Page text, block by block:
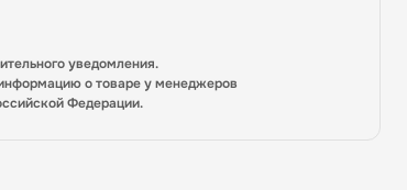
уведомления.
о товаре у менеджеров
Федерации.